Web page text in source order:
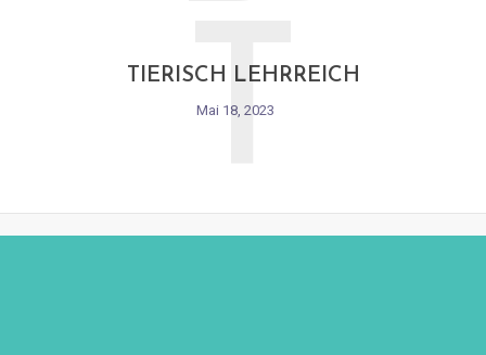
TIERISCH LEHRREICH
Mai 18, 2023
T